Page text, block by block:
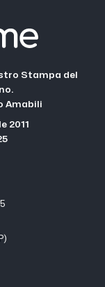
Stampa del
Amabili
2011